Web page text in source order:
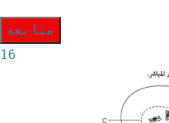
متابعة
16